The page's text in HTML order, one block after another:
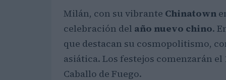
Milán, con su vibrante Chinatown
celebración del año nuevo chino.
que destacan su cosmopolitismo,
asiática. Los festejos comenzarán
Caballo de Fuego.